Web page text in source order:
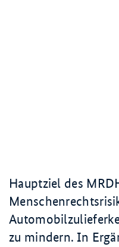
Hauptziel des
zu mindern. In